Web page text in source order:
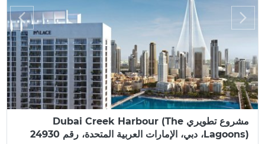
مشروع تطويري Dubai Creek Harbour (The
Lagoons)، دبي، الإمارات العربية المتحدة، رقم 24930